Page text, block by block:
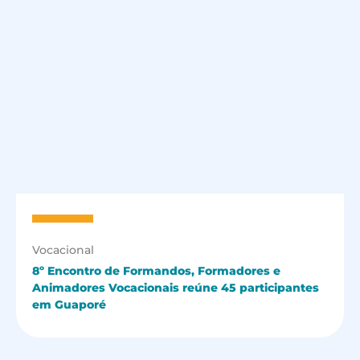
Vocacional
8º Encontro de Formandos, Formadores e
Animadores Vocacionais reúne 45 participantes
em Guaporé